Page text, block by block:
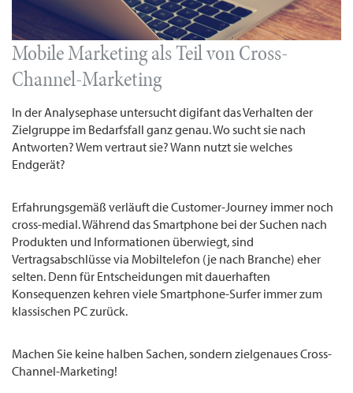
Mobile Marketing als Teil von Cross-
Channel-Marketing
In der Analysephase untersucht digifant das Verhalten der
Zielgruppe im Bedarfsfall ganz genau. Wo sucht sie nach
Antworten? Wem vertraut sie? Wann nutzt sie welches
Endgerät?
Erfahrungsgemäß verläuft die Customer-Journey immer noch
cross-medial. Während das Smartphone bei der Suchen nach
Produkten und Informationen überwiegt, sind
Vertragsabschlüsse via Mobiltelefon (je nach Branche) eher
selten. Denn für Entscheidungen mit dauerhaften
Konsequenzen kehren viele Smartphone-Surfer immer zum
klassischen PC zurück.
Machen Sie keine halben Sachen, sondern zielgenaues Cross-
Channel-Marketing!